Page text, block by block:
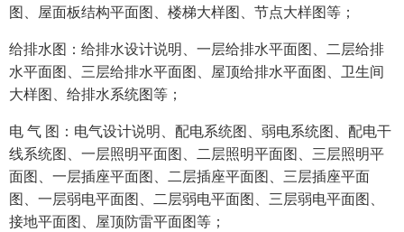
图、屋面板结构平面图、楼梯大样图、节点大样图等；
给排水图：给排水设计说明、一层给排水平面图、二层给排
水平面图、三层给排水平面图、屋顶给排水平面图、卫生间
大样图、给排水系统图等；
电 气 图：电气设计说明、配电系统图、弱电系统图、配电干
线系统图、一层照明平面图、二层照明平面图、三层照明平
面图、一层插座平面图、二层插座平面图、三层插座平面
图、一层弱电平面图、二层弱电平面图、三层弱电平面图、
接地平面图、屋顶防雷平面图等；